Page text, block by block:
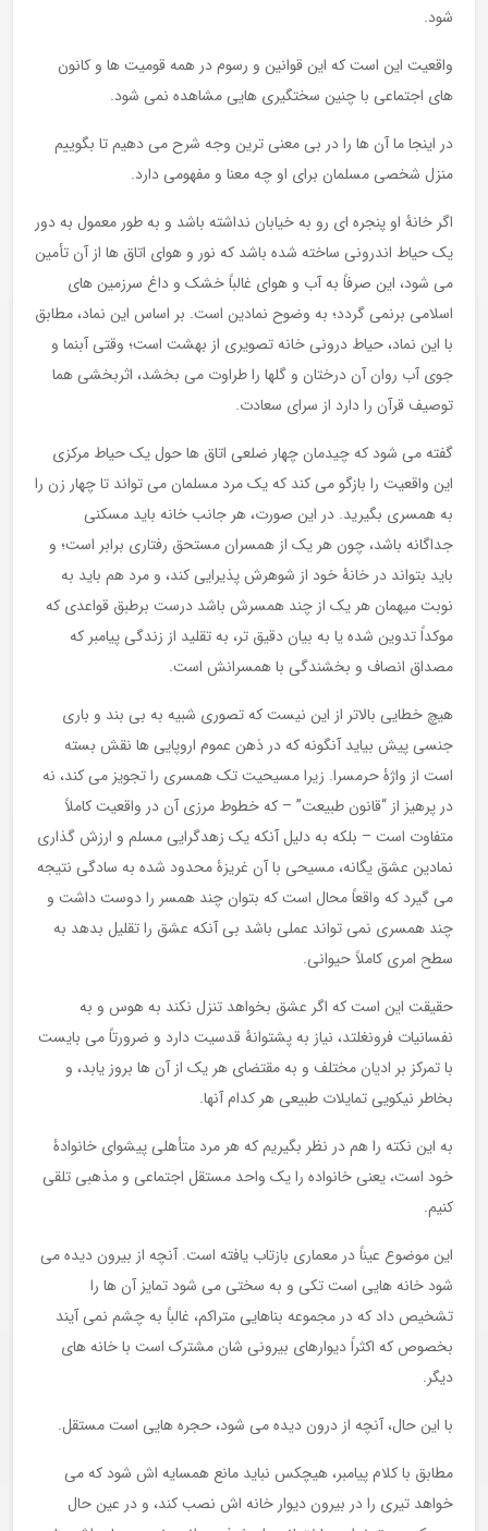
شود.
واقعیت این است که این قوانین و رسوم در همه قومیت ها و کانون
های اجتماعی با چنین سختگیری هایی مشاهده نمی شود.
در اینجا ما آن ها را در بی معنی ترین وجه شرح می دهیم تا بگوییم
منزل شخصی مسلمان برای او چه معنا و مفهومی دارد.
اگر خانۀ او پنجره ای رو به خیابان نداشته باشد و به طور معمول به دور
یک حیاط اندرونی ساخته شده باشد که نور و هوای اتاق ها از آن تأمین
می شود، این صرفاً به آب و هوای غالباً خشک و داغ سرزمین های
اسلامی برنمی گردد؛ به وضوح نمادین است. بر اساس این نماد، مطابق
با این نماد، حیاط درونی خانه تصویری از بهشت است؛ وقتی آبنما و
جوی آب روان آن درختان و گلها را طراوت می بخشد، اثربخشی هما
توصیف قرآن را دارد از سرای سعادت.
گفته می شود که چیدمان چهار ضلعی اتاق ها حول یک حیاط مرکزی
این واقعیت را بازگو می کند که یک مرد مسلمان می تواند تا چهار زن را
به همسری بگیرید. در این صورت، هر جانب خانه باید مسکنی
جداگانه باشد، چون هر یک از همسران مستحق رفتاری برابر است؛ و
باید بتواند در خانۀ خود از شوهرش پذیرایی کند، و مرد هم باید به
نوبت میهمان هر یک از چند همسرش باشد درست برطبق قواعدی که
موکداً تدوین شده یا به بیان دقیق تر، به تقلید از زندگی پیامبر که
مصداق انصاف و بخشندگی با همسرانش است.
هیچ خطایی بالاتر از این نیست که تصوری شبیه به بی بند و باری
جنسی پیش بیاید آنگونه که در ذهن عموم اروپایی ها نقش بسته
است از واژۀ حرمسرا. زیرا مسیحیت تک همسری را تجویز می کند، نه
در پرهیز از “قانون طبیعت” – که خطوط مرزی آن در واقعیت کاملاً
متفاوت است – بلکه به دلیل آنکه یک زهدگرایی مسلم و ارزش گذاری
نمادین عشق یگانه، مسیحی با آن غریزۀ محدود شده به سادگی نتیجه
می گیرد که واقعاً محال است که بتوان چند همسر را دوست داشت و
چند همسری نمی تواند عملی باشد بی آنکه عشق را تقلیل بدهد به
سطح امری کاملاً حیوانی.
حقیقت این است که اگر عشق بخواهد تنزل نکند به هوس و به
نفسانیات فرونغلتد، نیاز به پشتوانۀ قدسیت دارد و ضرورتاً می بایست
با تمرکز بر ادیان مختلف و به مقتضای هر یک از آن ها بروز یابد، و
بخاطر نیکویی تمایلات طبیعی هر کدام آنها.
به این نکته را هم در نظر بگیریم که هر مرد متأهلی پیشوای خانوادۀ
خود است، یعنی خانواده را یک واحد مستقل اجتماعی و مذهبی تلقی
کنیم.
این موضوع عیناً در معماری بازتاب یافته است. آنچه از بیرون دیده می
شود خانه هایی است تکی و به سختی می شود تمایز آن ها را
تشخیص داد که در مجموعه بناهایی متراکم، غالباً به چشم نمی آیند
بخصوص که اکثراً دیوارهای بیرونی شان مشترک است با خانه های
دیگر.
با این حال، آنچه از درون دیده می شود، حجره هایی است مستقل.
مطابق با کلام پیامبر، هیچکس نباید مانع همسایه اش شود که می
خواهد تیری را در بیرون دیوار خانه اش نصب کند، و در عین حال